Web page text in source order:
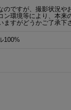
のですが、撮影状況や
ン環境等により、本来
ますがどうかご了承下
100%